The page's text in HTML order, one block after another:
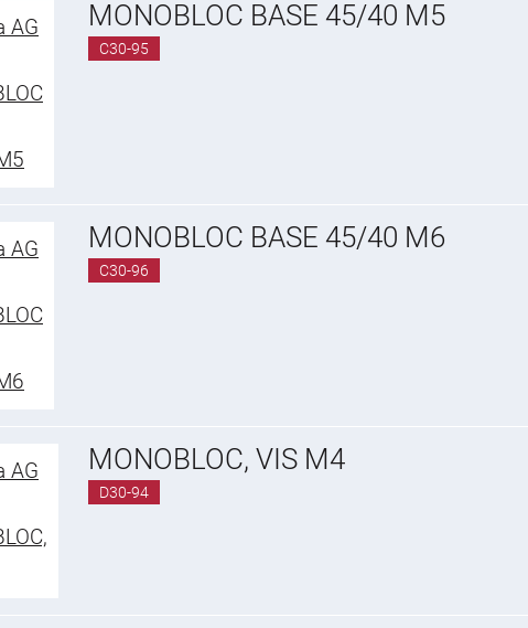
MONOBLOC BASE 45/40 M5
C30-95
MONOBLOC BASE 45/40 M6
C30-96
MONOBLOC, VIS M4
D30-94